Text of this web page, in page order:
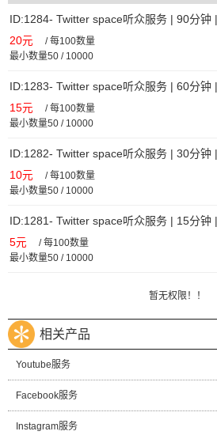
ID:1284- Twitter space听众服务 | 90分钟
20元 /每100数量
最小数量50 / 10000
ID:1283- Twitter space听众服务 | 60分钟
15元 /每100数量
最小数量50 / 10000
ID:1282- Twitter space听众服务 | 30分钟
10元 /每100数量
最小数量50 / 10000
ID:1281- Twitter space听众服务 | 15分钟
5元 /每100数量
最小数量50 / 10000
暂无权限！！
相关产品
Youtube服务
Facebook服务
Instagram服务